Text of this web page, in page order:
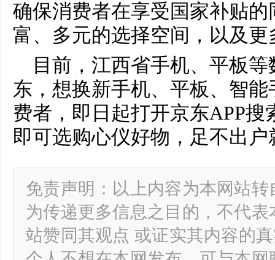
确保消费者在享受国家补贴
富、多元的选择空间，以及
目前，江西省手机、平板
东，想换新手机、平板、智
费者，即日起打开京东APP搜
即可选购心仪好物，足不出
免责声明：以上内容为本网站
为传递更多信息之目的，不代
站赞同其观点 或证实其内容的